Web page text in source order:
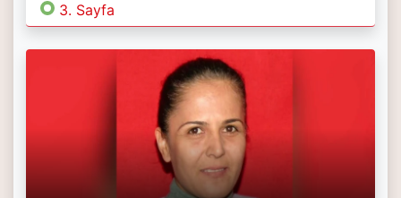
3. Sayfa